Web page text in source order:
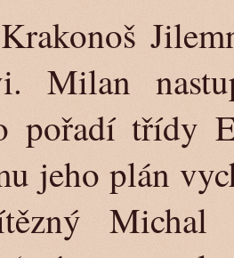
Milan
pořadí třídy
jeho plán
Michal